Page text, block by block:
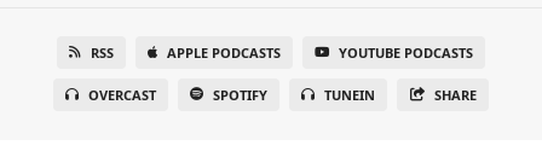
RSS APPLE PODCASTS YOUTUBE PODCASTS
OVERCAST SPOTIFY TUNEIN SHARE